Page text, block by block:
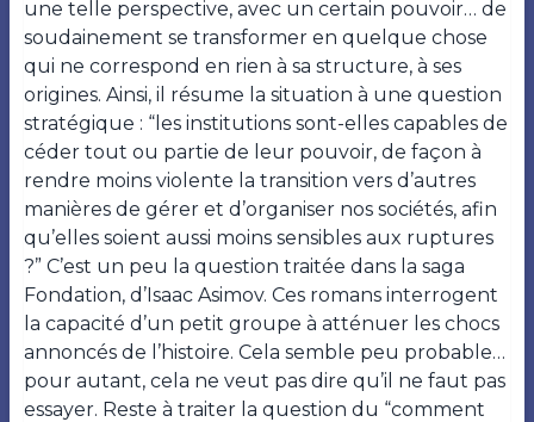
une telle perspective, avec un certain pouvoir… de
soudainement se transformer en quelque chose
qui ne correspond en rien à sa structure, à ses
origines. Ainsi, il résume la situation à une question
stratégique : “les institutions sont-elles capables de
céder tout ou partie de leur pouvoir, de façon à
rendre moins violente la transition vers d’autres
manières de gérer et d’organiser nos sociétés, afin
qu’elles soient aussi moins sensibles aux ruptures
?” C’est un peu la question traitée dans la saga
Fondation, d’Isaac Asimov. Ces romans interrogent
la capacité d’un petit groupe à atténuer les chocs
annoncés de l’histoire. Cela semble peu probable…
pour autant, cela ne veut pas dire qu’il ne faut pas
essayer. Reste à traiter la question du “comment